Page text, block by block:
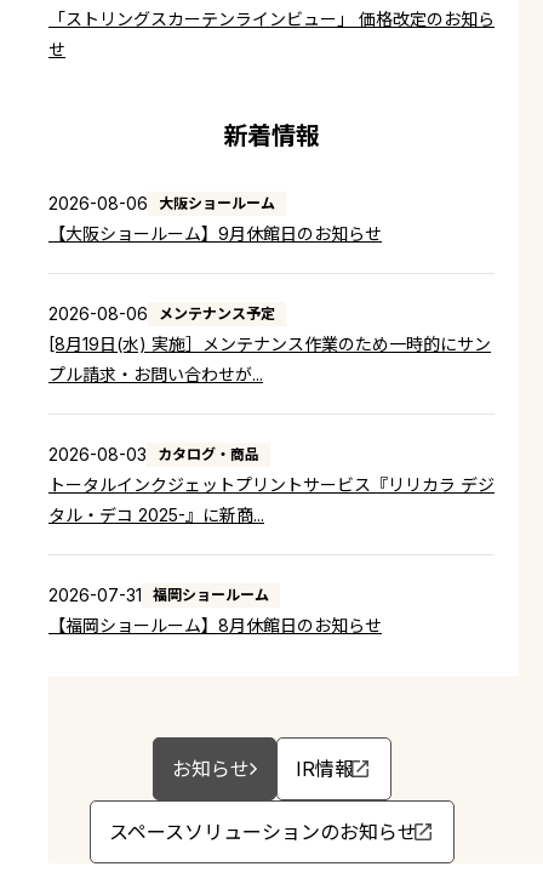
「ストリングスカーテンラインビュー」 価格改定のお知ら
せ
2026-03-26
中東情勢緊迫化に伴う商品供給への影響について
2025-07-28
「リリカラ巾木糊エコ」廃番のお知らせ
2025-05-02
「リリカラ ベース 2024-2026」に掲載のクッションフロ
ア上代価格改定のお知らせ
新着情報
2026-08-06 大阪ショールーム
【大阪ショールーム】9月休館日のお知らせ
2026-08-06 メンテナンス予定
[8月19日(水) 実施］メンテナンス作業のため一時的にサン
プル請求・お問い合わせが...
2026-08-03 カタログ・商品
トータルインクジェットプリントサービス『リリカラ デジ
タル・デコ 2025-』に新商...
2026-07-31 福岡ショールーム
【福岡ショールーム】8月休館日のお知らせ
お知らせ IR情報
スペースソリューションのお知らせ